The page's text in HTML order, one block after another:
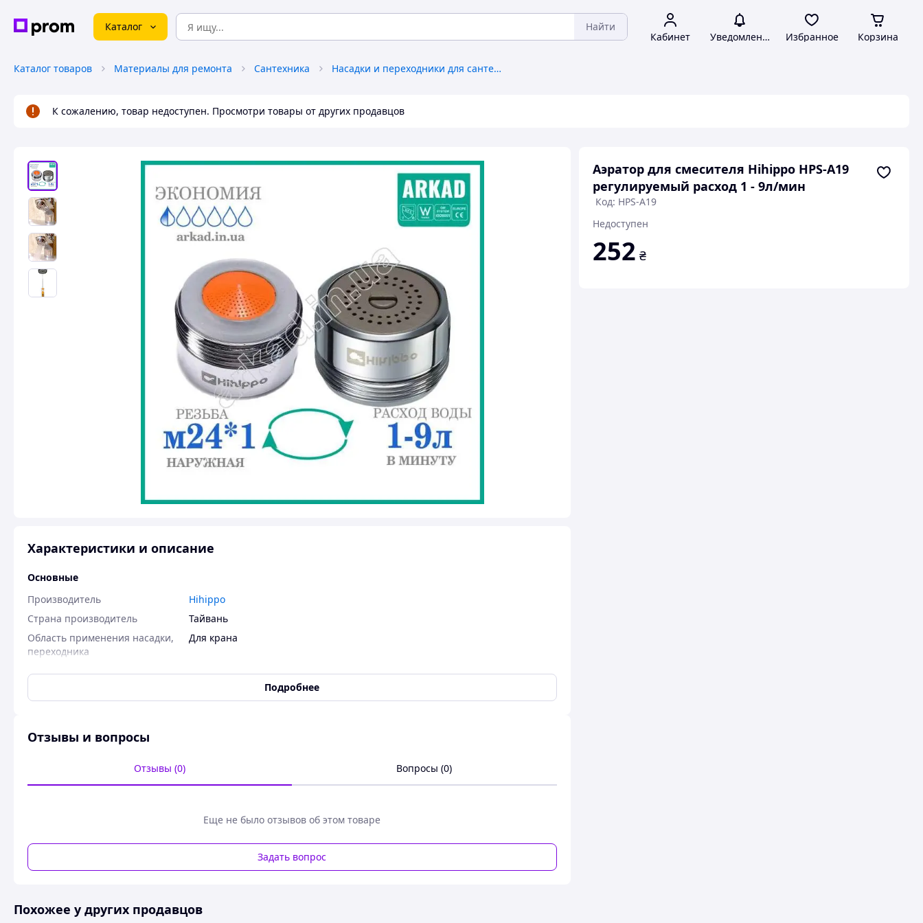
Каталог Найти
Кабинет Уведомления Избранное Корзина
Каталог товаров Материалы для ремонта Сантехника Насадки и переходники для сантехнического оборудования
К сожалению, товар недоступен. Просмотри товары от других продавцов
Аэратор для смесителя Hihippo HPS-A19
регулируемый расход 1 - 9л/мин
Код: HPS-A19
Недоступен
252 ₴
Характеристики и описание
Основные
Производитель
Hihippo
Страна производитель
Тайвань
Область применения насадки,
переходника
Для крана
Количество режимов работы
1
подогрева воды
Спрей
Универсальное
Подробнее
Отзывы и вопросы
Отзывы (0) Вопросы (0)
Еще не было отзывов об этом товаре
Задать вопрос
Похожее у других продавцов